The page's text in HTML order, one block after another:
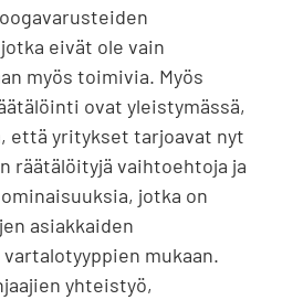
eivät ole vain
myös toimivia. Myös
ovat yleistymässä,
että yritykset tarjoavat nyt
räätälöityjä vaihtoehtoja ja
jotka on
asiakkaiden
mukaan.
yhteistyö,